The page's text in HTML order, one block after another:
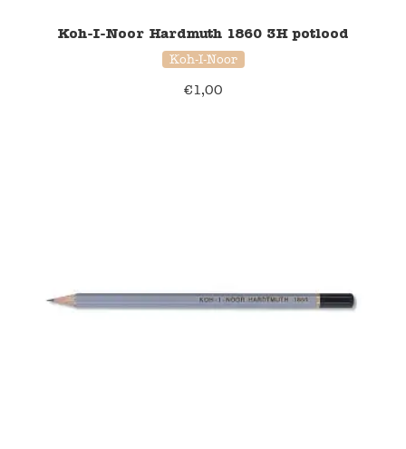
Koh-I-Noor Hardmuth 1860 3H potlood
Koh-I-Noor
€1,00